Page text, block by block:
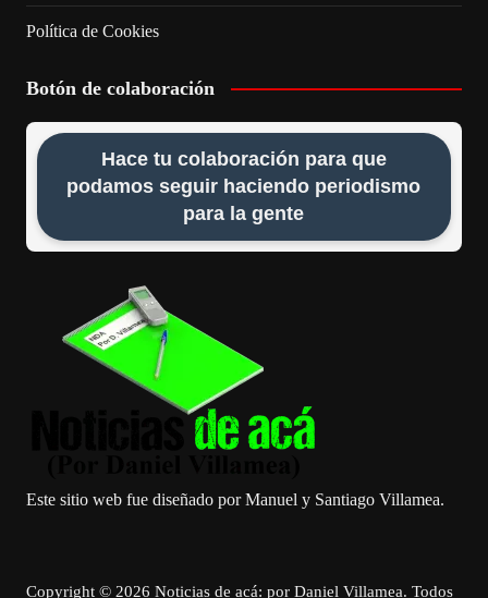
Política de Cookies
Botón de colaboración
Hace tu colaboración para que
podamos seguir haciendo periodismo
para la gente
Este sitio web fue diseñado por Manuel y Santiago Villamea.
Copyright © 2026 Noticias de acá: por Daniel Villamea. Todos